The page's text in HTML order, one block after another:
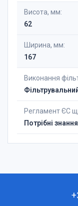
Висота, мм:
62
Ширина, мм:
167
Виконання
Регламент ЄС
Потрібні